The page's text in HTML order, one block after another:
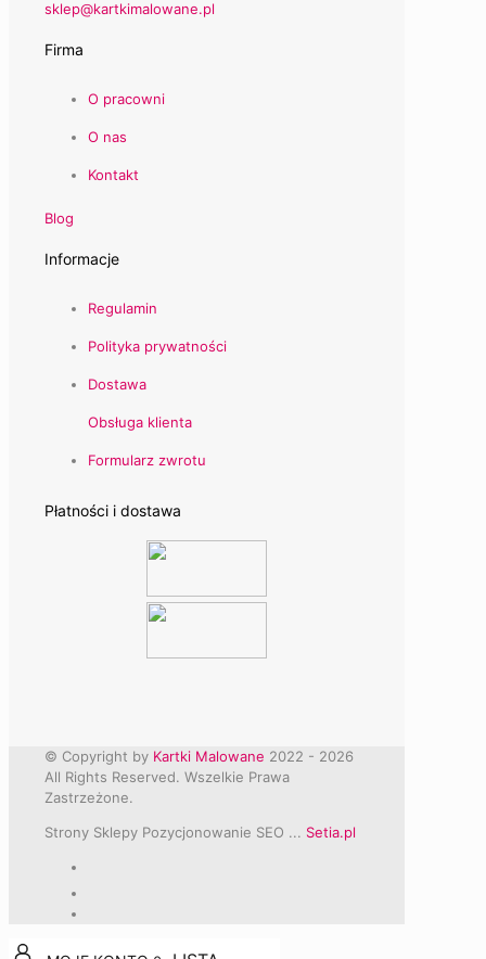
sklep@kartkimalowane.pl
Firma
O pracowni
O nas
Kontakt
Blog
Informacje
Regulamin
Polityka prywatności
Dostawa
Obsługa klienta
Formularz zwrotu
Płatności i dostawa
© Copyright by Kartki Malowane 2022 - 2026
All Rights Reserved. Wszelkie Prawa
Zastrzeżone.
Strony Sklepy Pozycjonowanie SEO ... Setia.pl